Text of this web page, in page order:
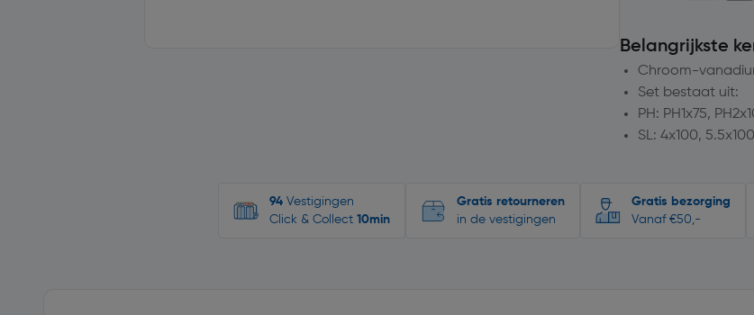
Belangrijkste
Chroom-
Set bestaat uit:
PH: PH1x75,
SL: 4x100,
94 Vestigingen
Click & Collect 10min
Gratis retourneren
in de vestigingen
Gratis bezorging
Vanaf €50,-